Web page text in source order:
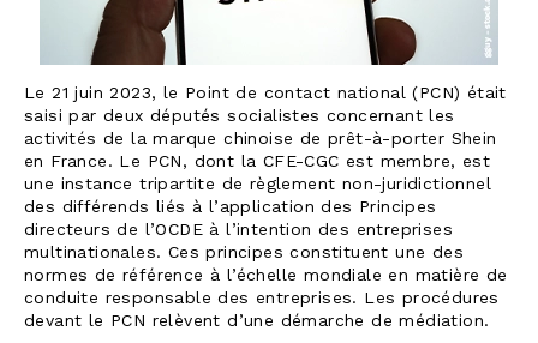
Le 21 juin 2023, le Point de contact national (PCN) était
saisi par deux députés socialistes concernant les
activités de la marque chinoise de prêt-à-porter Shein
en France. Le PCN, dont la CFE-CGC est membre, est
une instance tripartite de règlement non-juridictionnel
des différends liés à l’application des Principes
directeurs de l’OCDE à l’intention des entreprises
multinationales. Ces principes constituent une des
normes de référence à l’échelle mondiale en matière de
conduite responsable des entreprises. Les procédures
devant le PCN relèvent d’une démarche de médiation.